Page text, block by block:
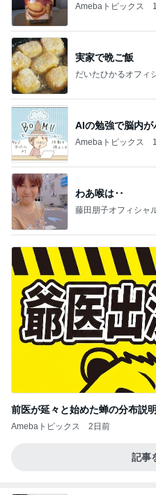
Amebaトピックス
実家で晩ご飯
だいたひかるオフィ
AIの勉強で脳内
Amebaトピックス
わあ喉は‥
藤田朋子オフィシャ
前医が延々と始めた蝉の分布説明
Amebaトピックス 2日前
記事